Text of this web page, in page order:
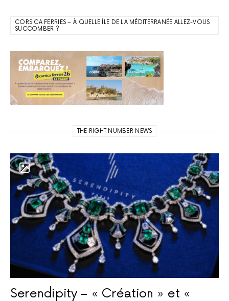
CORSICA FERRIES – À QUELLE ÎLE DE LA MÉDITERRANÉE ALLEZ-VOUS
SUCCOMBER ?
THE RIGHT NUMBER NEWS
Serendipity – « Création » et «